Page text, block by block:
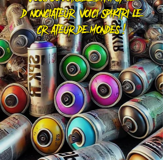
dénonciateur, voici Spiktri le
créateur de mondes !